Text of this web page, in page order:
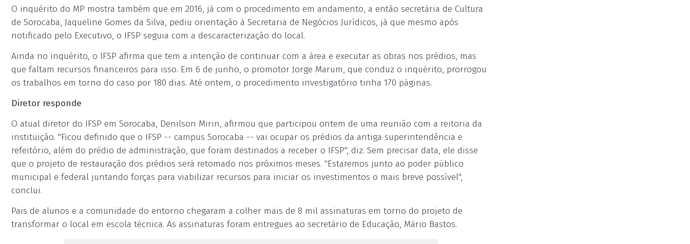
O inquérito do MP mostra também que em 2016, já com o procedimento em andamento, a então secretária de Cultura
de Sorocaba, Jaqueline Gomes da Silva, pediu orientação à Secretaria de Negócios Jurídicos, já que mesmo após
notificado pelo Executivo, o IFSP seguia com a descaracterização do local.
Ainda no inquérito, o IFSP afirma que tem a intenção de continuar com a área e executar as obras nos prédios, mas
que faltam recursos financeiros para isso. Em 6 de junho, o promotor Jorge Marum, que conduz o inquérito, prorrogou
os trabalhos em torno do caso por 180 dias. Até ontem, o procedimento investigatório tinha 170 páginas.
Diretor responde
O atual diretor do IFSP em Sorocaba, Denilson Mirin, afirmou que participou ontem de uma reunião com a reitoria da
instituição. "Ficou definido que o IFSP -- campus Sorocaba -- vai ocupar os prédios da antiga superintendência e
refeitório, além do prédio de administração, que foram destinados a receber o IFSP", diz. Sem precisar data, ele disse
que o projeto de restauração dos prédios será retomado nos próximos meses. "Estaremos junto ao poder público
municipal e federal juntando forças para viabilizar recursos para iniciar os investimentos o mais breve possível",
conclui.
Pais de alunos e a comunidade do entorno chegaram a colher mais de 8 mil assinaturas em torno do projeto de
transformar o local em escola técnica. As assinaturas foram entregues ao secretário de Educação, Mário Bastos.